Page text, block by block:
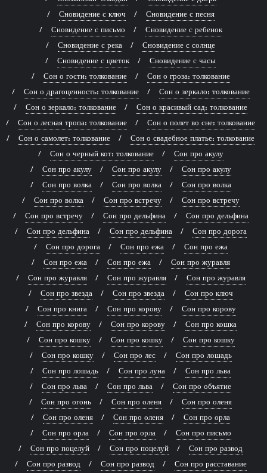
Сновидение с ключ
Сновидение с песня
Сновидение с письмо
Сновидение с ребенок
Сновидение с река
Сновидение с солнце
Сновидение с цветок
Сновидение с часы
Сон о гости: толкование
Сон о гроза: толкование
Сон о драгоценность: толкование
Сон о зеркало: толкование
Сон о зеркало: толкование
Сон о красивый сад: толкование
Сон о лесная тропа: толкование
Сон о полет во сне: толкование
Сон о самолет: толкование
Сон о свадебное платье: толкование
Сон о черный кот: толкование
Сон про акулу
Сон про акулу
Сон про акулу
Сон про акулу
Сон про волка
Сон про волка
Сон про волка
Сон про волка
Сон про встречу
Сон про встречу
Сон про встречу
Сон про дельфина
Сон про дельфина
Сон про дельфина
Сон про дельфина
Сон про дорога
Сон про дорога
Сон про ежа
Сон про ежа
Сон про ежа
Сон про ежа
Сон про журавля
Сон про журавля
Сон про журавля
Сон про журавля
Сон про звезда
Сон про звезда
Сон про ключ
Сон про книга
Сон про корову
Сон про корову
Сон про корову
Сон про корову
Сон про кошка
Сон про кошку
Сон про кошку
Сон про кошку
Сон про кошку
Сон про лес
Сон про лошадь
Сон про лошадь
Сон про луна
Сон про льва
Сон про льва
Сон про льва
Сон про объятие
Сон про огонь
Сон про оленя
Сон про оленя
Сон про оленя
Сон про оленя
Сон про орла
Сон про орла
Сон про орла
Сон про письмо
Сон про поцелуй
Сон про поцелуй
Сон про развод
Сон про развод
Сон про развод
Сон про расставание